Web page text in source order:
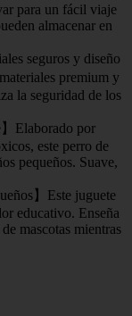
para un fácil viaje
almacenar en
seguros y diseño
premium y
la seguridad de los
】Elaborado por
este perro de
pequeños. Suave,
】Este juguete
educativo. Enseña
mascotas mientras